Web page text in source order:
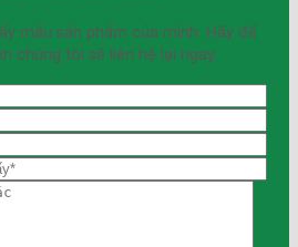
mẫu sản phẩm của mình. Hãy để
chúng tôi sẽ liên hệ lại ngay.